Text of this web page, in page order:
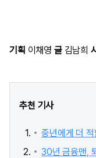
기획 이채영 글김남희
추천 기사
중년에게 더
30년 금융맨,